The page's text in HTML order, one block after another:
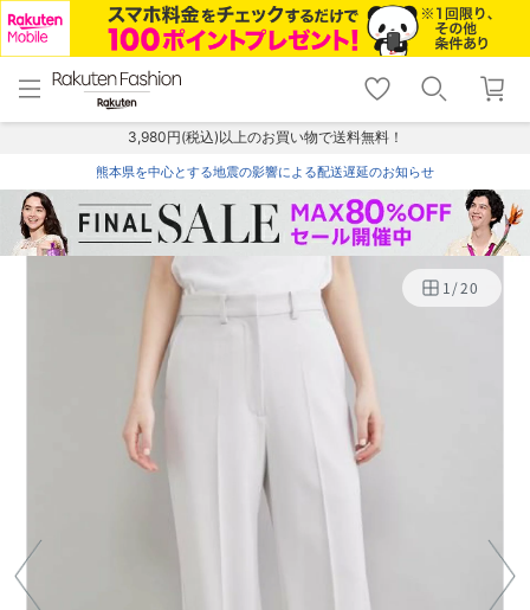
menu home
トップ
shopping_cart lock_outline
ログイン
3,980円(税込)以上のお買い物で送料無料！
熊本県を中心とする地震の影響による配送遅延のお知らせ
1/20